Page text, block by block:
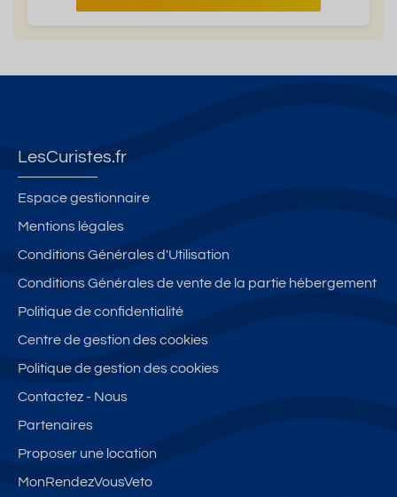
LesCuristes.fr
Espace gestionnaire
Mentions légales
Conditions Générales d'Utilisation
Conditions Générales de vente de la partie hébergement
Politique de confidentialité
Centre de gestion des cookies
Politique de gestion des cookies
Contactez - Nous
Partenaires
Proposer une location
MonRendezVousVeto